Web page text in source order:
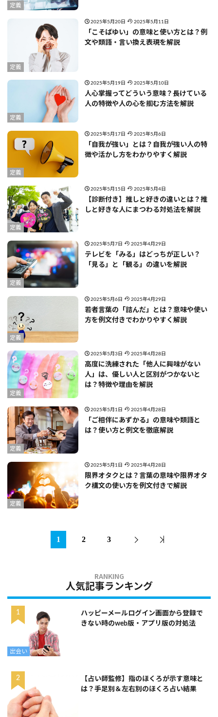
定義
定義
2025年5月20日 2025年5月11日
「こそばゆい」の意味と使い方とは？例
文や類語・言い換え表現を解説
定義
2025年5月19日 2025年5月10日
人心掌握ってどういう意味？長けている
人の特徴や人の心を掴む方法を解説
定義
2025年5月17日 2025年5月6日
「自我が強い」とは？自我が強い人の特
徴や活かし方をわかりやすく解説
定義
2025年5月15日 2025年5月4日
【診断付き】推しと好きの違いとは？推
しと好きな人にまつわる対処法を解説
定義
2025年5月7日 2025年4月29日
テレビを「みる」はどっちが正しい？
「見る」と「観る」の違いを解説
定義
2025年5月6日 2025年4月29日
若者言葉の「詰んだ」とは？意味や使い
方を例文付きでわかりやすく解説
定義
2025年5月3日 2025年4月28日
高度に洗練された「他人に興味がない
人」は、優しい人と区別がつかないと
は？特徴や理由を解説
定義
2025年5月1日 2025年4月28日
「ご相伴にあずかる」の意味や類語と
は？使い方と例文を徹底解説
定義
2025年5月1日 2025年4月28日
限界オタクとは？言葉の意味や限界オタ
ク構文の使い方を例文付きで解説
1 2 3
人気記事ランキング
出会い
ハッピーメールログイン画面から登録で
きない時のweb版・アプリ版の対処法
【占い師監修】指のほくろが示す意味と
は？手足別＆左右別のほくろ占い結果